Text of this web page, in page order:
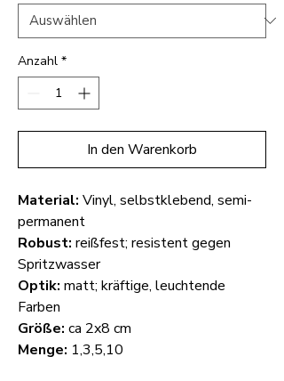
Anzahl *
In den Warenkorb
Material: Vinyl, selbstklebend, semi-
permanent
Robust: reißfest; resistent gegen
Spritzwasser
Optik: matt; kräftige, leuchtende
Farben
Größe: ca 2x8 cm
Menge: 1,3,5,10